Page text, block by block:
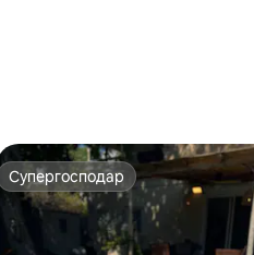
Супергосподар
Супергосподар